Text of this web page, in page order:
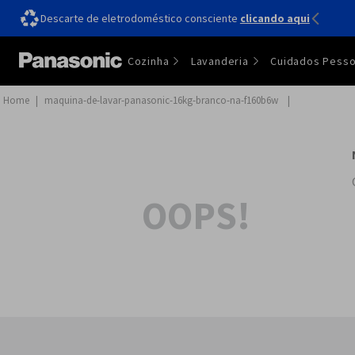
Descarte de eletrodoméstico consciente clicando aqui
Até12x!sem juros
Cozinha Lavanderia Cuidados
maquina-de-lavar-panasonic-16kg-branco-na-f160b6w
OOPS!